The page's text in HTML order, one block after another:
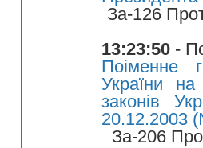
За-126
13:23:50 -
Поіменне
України
законів
20.12.2003
За-206